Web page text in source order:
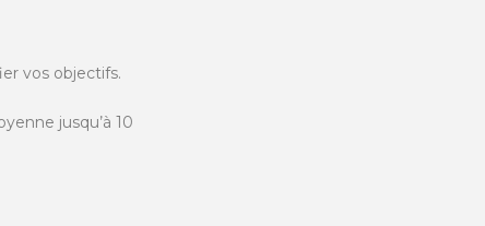
vos objectifs.
jusqu’à 10